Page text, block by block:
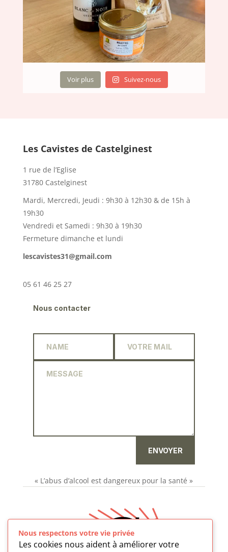
Voir plus Suivez-nous
Les Cavistes de Castelginest
1 rue de l’Eglise
31780 Castelginest
Mardi, Mercredi, Jeudi : 9h30 à 12h30 & de 15h à
19h30
Vendredi et Samedi : 9h30 à 19h30
Fermeture dimanche et lundi
lescavistes31@gmail.com
05 61 46 25 27
Nous contacter
ENVOYER
« L’abus d’alcool est dangereux pour la santé »
Nous respectons votre vie privée
Les cookies nous aident à améliorer votre